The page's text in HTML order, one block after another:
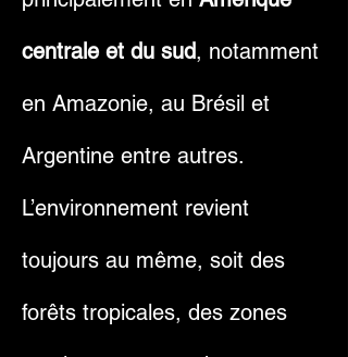
centrale et du sud, notamment
en Amazonie, au Brésil et
Argentine entre autres.
L’environnement revient
toujours au même, soit des
forêts tropicales, des zones